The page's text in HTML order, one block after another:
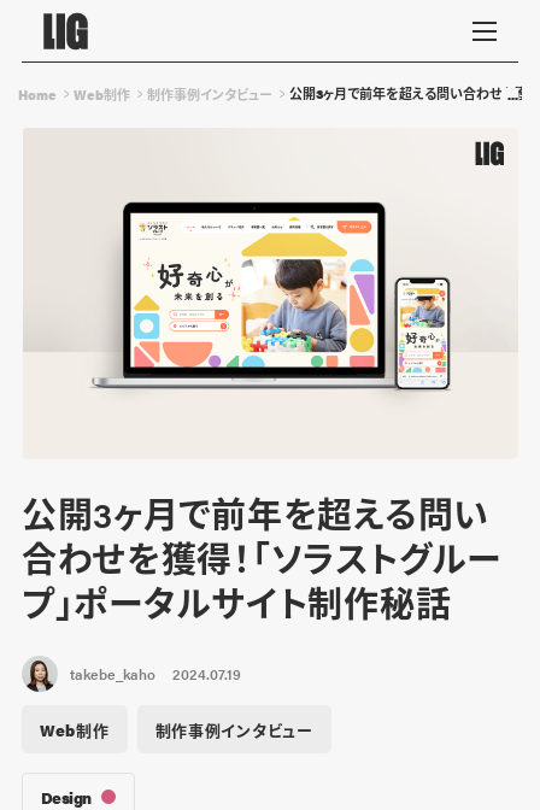
Home Web制作 制作事例インタビュー 公開3ヶ月で前年を超える問い合わせを獲得
公開3ヶ月で前年を超える問い
合わせを獲得！「ソラストグルー
プ」ポータルサイト制作秘話
takebe_kaho 2024.07.19
Web制作 制作事例インタビュー
Design